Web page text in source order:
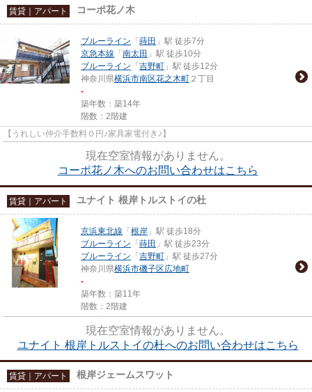
賃貸｜アパート コーポ花ノ木
ブルーライン 「 蒔田 」駅 徒歩7分
京急本線 「 南太田 」駅 徒歩10分
ブルーライン 「 吉野町 」駅 徒歩12分
神奈川県横浜市南区花之木町 ２丁目
-
築年数：築14年
階数：2階建
【うれしい仲介手数料０円♪家具家電付き♪】
現在空室情報がありません。
コーポ花ノ木へのお問い合わせはこちら
賃貸｜アパート ユナイト 根岸トルストイの杜
京浜東北線 「 根岸 」駅 徒歩18分
ブルーライン 「 蒔田 」駅 徒歩23分
ブルーライン 「 吉野町 」駅 徒歩27分
神奈川県横浜市磯子区広地町
-
築年数：築11年
階数：2階建
現在空室情報がありません。
ユナイト 根岸トルストイの杜へのお問い合わせはこちら
賃貸｜アパート 根岸ジェームスワット